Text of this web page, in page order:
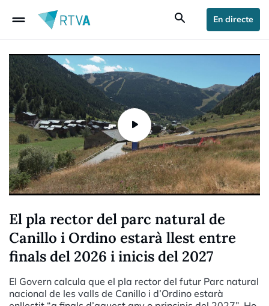
drag_handle search En directe
El pla rector del parc natural de
Canillo i Ordino estarà llest entre
finals del 2026 i inicis del 2027
El Govern calcula que el pla rector del futur Parc natural
nacional de les valls de Canillo i d’Ordino estarà